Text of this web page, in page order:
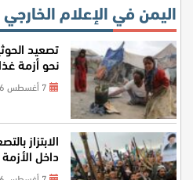
اليمن في الإعلام الخارجي
تصعيد
نحو أزمة
الابتزاز
داخل الأزمة